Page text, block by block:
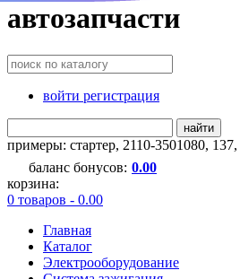
автозапчасти
войти регистрация
найти
примеры: стартер, 2110-3501080, 137,
баланс бонусов: 0.00
корзина:
0 товаров - 0.00
Главная
Каталог
Электрооборудование